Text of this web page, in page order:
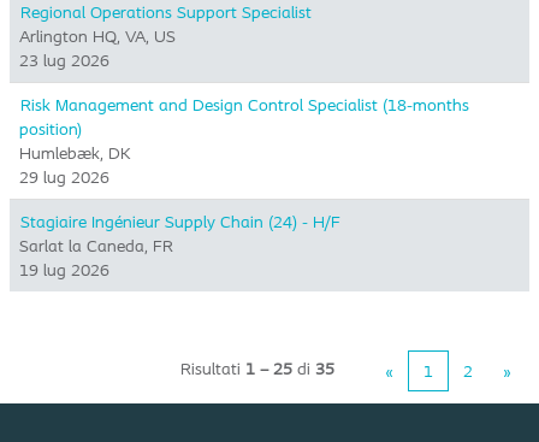
Regional Operations Support Specialist
Arlington HQ, VA, US
23 lug 2026
Risk Management and Design Control Specialist (18-months
position)
Humlebæk, DK
29 lug 2026
Stagiaire Ingénieur Supply Chain (24) - H/F
Sarlat la Caneda, FR
19 lug 2026
Risultati 1 – 25 di 35 « 1 2 »